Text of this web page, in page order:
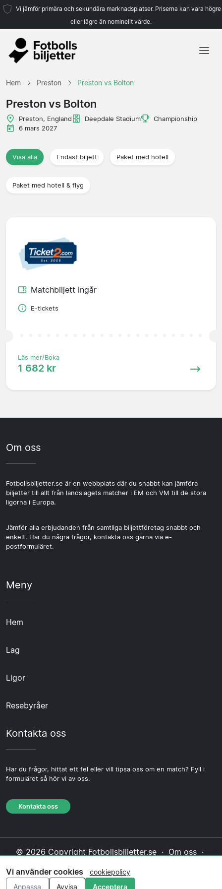
Vi jämför primära och sekundära marknadsplatser. Priserna kan vara högre
eller lägre än nominellt värde.
Hem Preston Preston vs Bolton
Preston vs Bolton
Preston, England Deepdale Stadium
Championship
6 mars 2027
Visa alla Endast biljett Paket med hotell
Paket med hotell & flyg
Matchbiljett ingår
E-tickets
Läs mer/Boka
1 682 kr
Om oss
Fotbollsbiljetter.se är en webbplats där du snabbt kan jämföra
biljetter till allt från landslagets matcher i EM och VM till de stora
ligorna i Europa.
Jämför alla erbjudanden från samtliga biljettföretag snabbt och
enkelt. Har du några frågor, kontakta oss gärna via e-
postformuläret.
Meny
Hem
Lag
Ligor
Resebyråer
Kontakta oss
Har du frågor, hittat ett fel eller vill tipsa oss om en match? Fyll i
formuläret så hör vi av oss.
Kontakta oss
© 2026 Copyright Fotbollsbiljetter.se · Om oss ·
Redaktionell policy
Vi använder cookies
cookiepolicy
Anpassa
Avvisa Acceptera